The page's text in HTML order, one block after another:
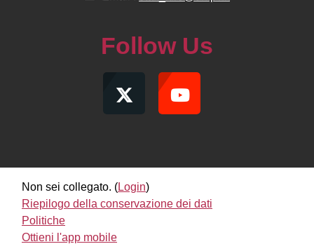
Follow Us
Non sei collegato. (Login)
Riepilogo della conservazione dei dati
Politiche
Ottieni l'app mobile